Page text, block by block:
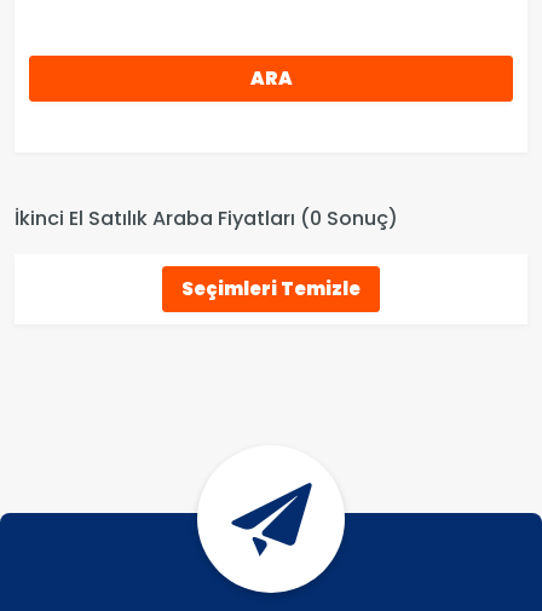
ARA
İkinci El Satılık Araba Fiyatları (0 Sonuç)
Seçimleri Temizle